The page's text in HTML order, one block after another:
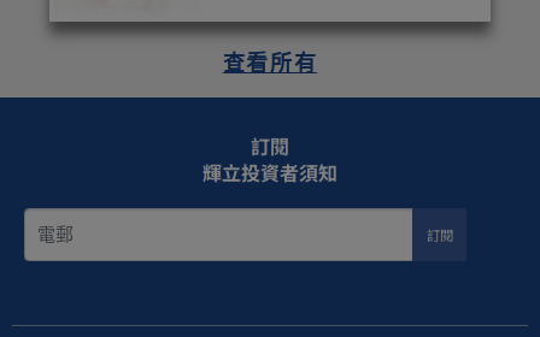
查看所有
訂閱
輝立投資者須知
訂閱